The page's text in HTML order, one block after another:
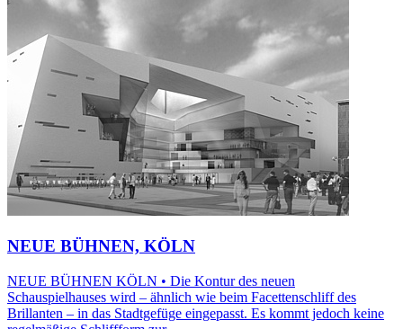
NEUE BÜHNEN, KÖLN
NEUE BÜHNEN KÖLN • Die Kontur des neuen
Schauspielhauses wird – ähnlich wie beim Facettenschliff des
Brillanten – in das Stadtgefüge eingepasst. Es kommt jedoch keine